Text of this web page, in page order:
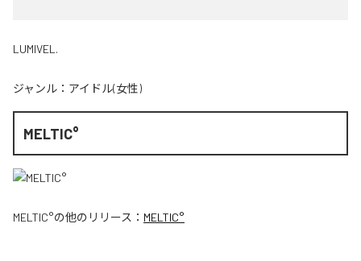
LUMIVEL.
ジャンル： アイドル(女性)
MELTIC°
MELTIC°の他のリリース： MELTIC°